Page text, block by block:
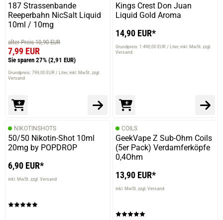
187 Strassenbande
Reeperbahn NicSalt Liquid
10ml / 10mg
alter Preis 10,90 EUR
7,99 EUR
Sie sparen 27% (2,91 EUR)
Grundpreis: 799,00 EUR / Liter inkl. MwSt. zzgl.
Versand
Kings Crest Don Juan
Liquid Gold Aroma
14,90 EUR*
Grundpreis: 1.490,00 EUR / Liter inkl. MwSt. zzgl.
Versand
NIKOTINSHOTS
50/50 Nikotin-Shot 10ml
20mg by POPDROP
6,90 EUR*
inkl. MwSt. zzgl. Versand
COILS
GeekVape Z Sub-Ohm Coils
(5er Pack) Verdamferköpfe
0,4Ohm
13,90 EUR*
inkl. MwSt. zzgl. Versand